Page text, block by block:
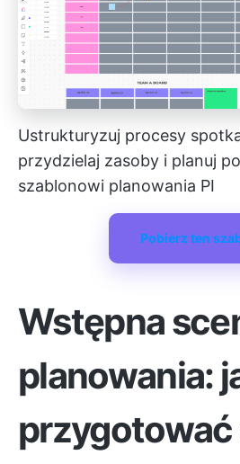
Ustrukturyzuj procesy
przydzielaj zasoby i planuj
szablonowi planowania PI
Pobierz ten
Wstępna
planowania:
przygotować